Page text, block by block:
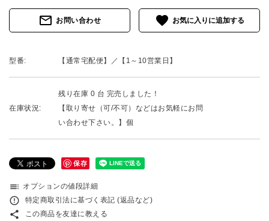
mail_outline お問い合わせ favorite
型番: 【通常宅配便】／【1～10営業日】
在庫状況:
残り在庫 0 台 完売しました！
【取り寄せ（可/不可）などはお気軽にお問
い合わせ下さい。】個
保存
toc オプションの値段詳細
error_outline 特定商取引法に基づく表記 (返品など)
share この商品を友達に教える